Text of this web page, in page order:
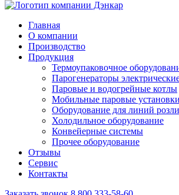
Главная
О компании
Производство
Продукция
Термоупаковочное
Парогенераторы
Паровые и водогрейные котлы
Мобильные паровые установки
Оборудование для линий
Холодильное оборудование
Конвейерные системы
Прочее оборудование
Отзывы
Сервис
Контакты